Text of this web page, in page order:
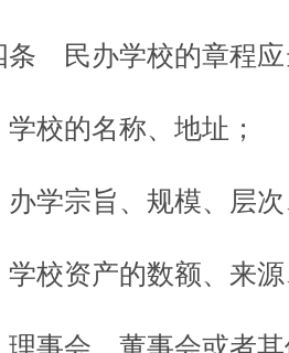
民办学校的章程应
的名称、地址；
宗旨、规模、层次
资产的数额、来源